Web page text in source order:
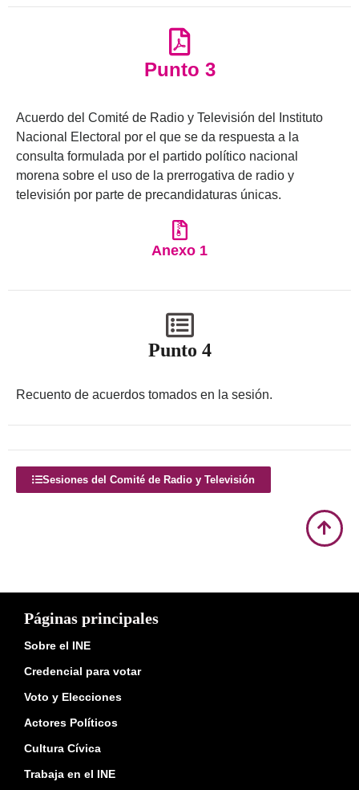
Punto 3
Acuerdo del Comité de Radio y Televisión del Instituto
Nacional Electoral por el que se da respuesta a la
consulta formulada por el partido político nacional
morena sobre el uso de la prerrogativa de radio y
televisión por parte de precandidaturas únicas.
Anexo 1
Punto 4
Recuento de acuerdos tomados en la sesión.
Sesiones del Comité de Radio y Televisión
Páginas principales
Sobre el INE
Credencial para votar
Voto y Elecciones
Actores Políticos
Cultura Cívica
Trabaja en el INE